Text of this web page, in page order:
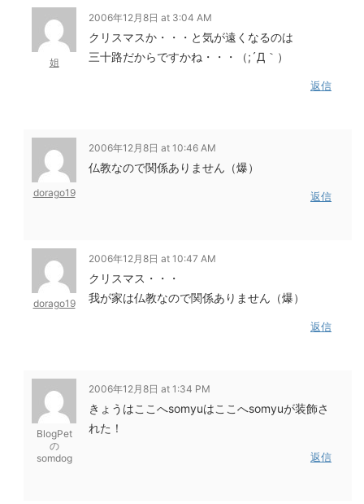
姐
2006年12月8日 at 3:04 AM
クリスマスか・・・と気が遠くなるのは
三十路だからですかね・・・（;´Д｀）
返信
dorago19
2006年12月8日 at 10:46 AM
仏教なので関係ありません（爆）
返信
dorago19
2006年12月8日 at 10:47 AM
クリスマス・・・
我が家は仏教なので関係ありません（爆）
返信
BlogPet
の
somdog
2006年12月8日 at 1:34 PM
きょうはここへsomyuはここへsomyuが装飾さ
れた！
返信